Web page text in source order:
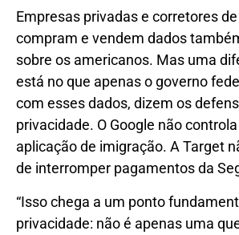
Empresas privadas e corretores
compram e vendem dados
sobre os americanos. Mas uma
está no que apenas o governo
com esses dados, dizem os
privacidade. O Google não
aplicação de imigração. A Target
de interromper pagamentos da
“Isso chega a um ponto
privacidade: não é apenas uma